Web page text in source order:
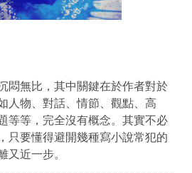
悶無比，其中關鍵在於作者對於
人物、對話、情節、觀點、高
等等，完全沒有概念。其實不必
只要懂得避開幾種寫小說常犯的
又近一步。